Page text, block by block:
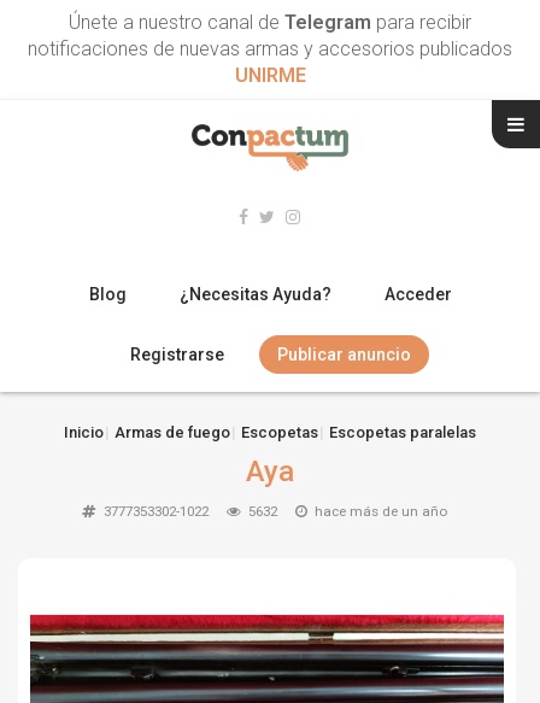
Únete a nuestro canal de Telegram para recibir
notificaciones de nuevas armas y accesorios publicados
UNIRME
Blog ¿Necesitas Ayuda? Acceder
Registrarse Publicar anuncio
ARMAS CORTAS
AIRE COMPRIMIDO
OTRAS ARMAS
Inicio Armas de fuego Escopetas Escopetas paralelas
Aya
3777353302-1022 5632 hace más de un año